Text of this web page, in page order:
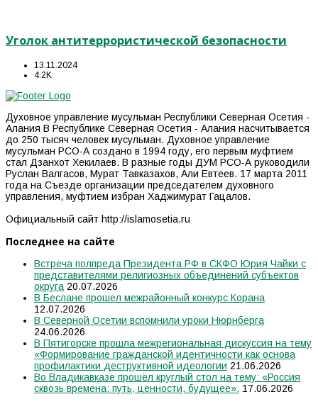
Уголок антитеррористической безопасности
13.11.2024
4.2K
Духовное управление мусульман Республики Северная Осетия -
Алания В Республике Северная Осетия - Алания насчитывается
до 250 тысяч человек мусульман. Духовное управление
мусульман РСО-А создано в 1994 году, его первым муфтием
стал Дзанхот Хекилаев. В разные годы ДУМ РСО-А руководили
Руслан Валгасов, Мурат Тавказахов, Али Евтеев. 17 марта 2011
года на Съезде организации председателем духовного
управления, муфтием избран Хаджимурат Гацалов.
Официальный сайт http://islamosetia.ru
Последнее на сайте
Встреча полпреда Президента РФ в СКФО Юрия Чайки с
представителями религиозных объединений субъектов
округа 20.07.2026
В Беслане прошел межрайонный конкурс Корана
12.07.2026
В Северной Осетии вспомнили уроки Нюрнберга
24.06.2026
В Пятигорске прошла межрегиональная дискуссия на тему
«Формирование гражданской идентичности как основа
профилактики деструктивной идеологии 21.06.2026
Во Владикавказе прошёл круглый стол на тему: «Россия
сквозь времена: путь, ценности, будущее». 17.06.2026